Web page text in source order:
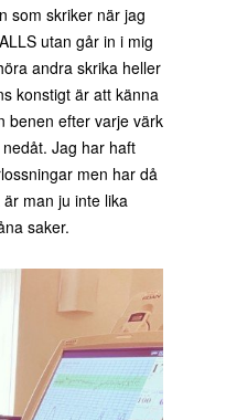
som skriker när jag
utan går in i mig
andra skrika heller
konstigt är att känna
benen efter varje värk
Jag har haft
men har då
man ju inte lika
saker.